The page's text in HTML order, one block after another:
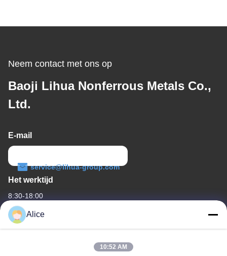
Neem contact met ons op
Baoji Lihua Nonferrous Metals Co.,
Ltd.
E-mail
service@lihua-group.com
Het werktijd
8:30-18:00
Ons adres
No. 3, Gaoya Industrial Park, Baotai Road, Gaoxin Development
Alice
10:52 AM